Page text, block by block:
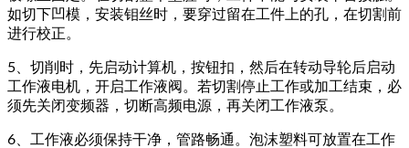
如切下凹模，安装钼丝时，要穿过留在工件上的孔，在切割前
进行校正。
5、切削时，先启动计算机，按钮扣，然后在转动导轮后启动
工作液电机，开启工作液阀。若切割停止工作或加工结束，必
须先关闭变频器，切断高频电源，再关闭工作液泵。
6、工作液必须保持干净，管路畅通。泡沫塑料可放置在工作